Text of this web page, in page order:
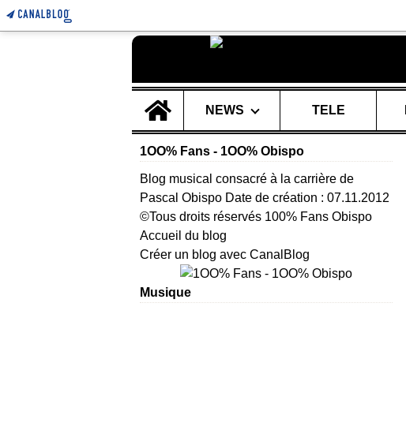
NEWS
TELE
1OO% Fans - 1OO% Obispo
Blog musical consacré à la carrière de
Pascal Obispo Date de création : 07.11.2012
©Tous droits réservés 100% Fans Obispo
Accueil du blog
Créer un blog avec CanalBlog
Musique